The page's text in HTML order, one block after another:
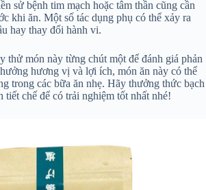
sử bệnh tim mạch hoặc tâm thần cũng cần
khi ăn. Một số tác dụng phụ có thể xảy ra
hay thay đổi hành vi.
thử món này từng chút một để đánh giá phản
hương vị và lợi ích, món ăn này có thể
trong các bữa ăn nhẹ. Hãy thưởng thức bạch
tiết chế để có trải nghiệm tốt nhất nhé!